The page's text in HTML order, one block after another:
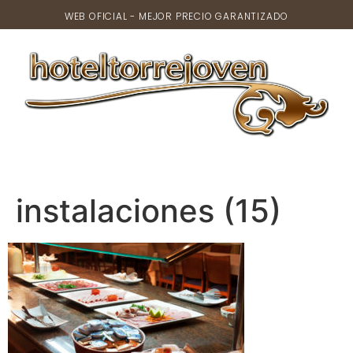
WEB OFICIAL - MEJOR PRECIO GARANTIZADO
instalaciones (15)